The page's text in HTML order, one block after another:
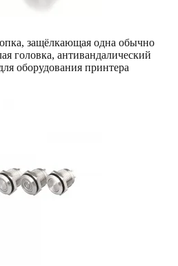
защёлкающая одна обычно
головка, антивандалический
оборудования принтера